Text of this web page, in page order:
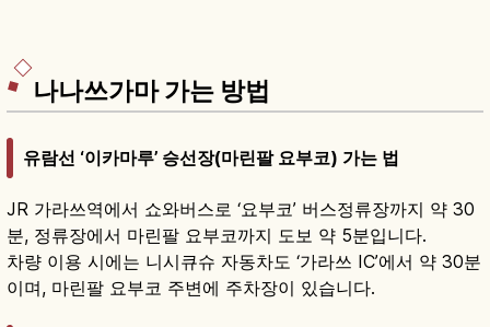
나나쓰가마 가는 방법
유람선 ‘이카마루’ 승선장(마린팔 요부코) 가는 법
JR 가라쓰역에서 쇼와버스로 ‘요부코’ 버스정류장까지 약 30
분, 정류장에서 마린팔 요부코까지 도보 약 5분입니다.
차량 이용 시에는 니시큐슈 자동차도 ‘가라쓰 IC’에서 약 30분
이며, 마린팔 요부코 주변에 주차장이 있습니다.